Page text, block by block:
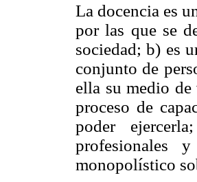
La docencia es
por las que se
sociedad; b) es
conjunto de
ella su medio
proceso de
poder
profesionales
monopolístico